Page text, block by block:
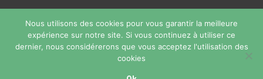
Copyright © 2026therapie phobieTous droits réservés.
Privium – Des services qui soutiennent vos soins. Pour
Nous utilisons des cookies pour vous garantir la meilleure
expérience sur notre site. Si vous continuez à utiliser ce
dernier, nous considérerons que vous acceptez l'utilisation des
cookies